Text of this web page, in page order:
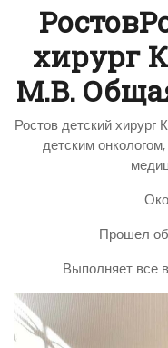
хирург
М.В.
Ростов детский
детским
Прошел
Выполняет все